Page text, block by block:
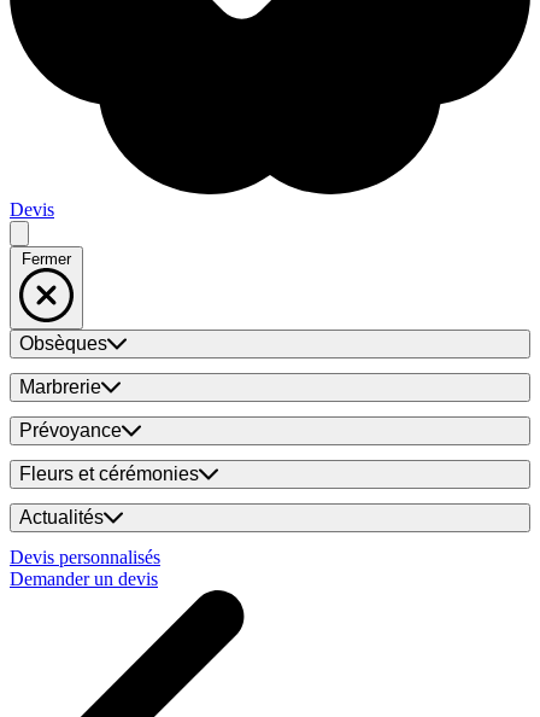
Devis
Fermer
Obsèques
Marbrerie
Prévoyance
Fleurs et cérémonies
Actualités
Devis personnalisés
Demander un devis